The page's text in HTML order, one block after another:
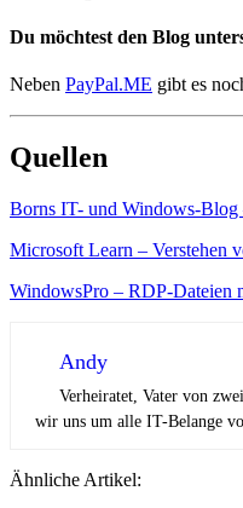
Du möchtest den Blog
Neben PayPal.ME gibt es
Quellen
Borns IT- und Windows-Blog
Microsoft Learn – Verstehen
WindowsPro – RDP-Dateien
Andy
Verheiratet, Vater von
wir uns um alle IT-Belange
Ähnliche Artikel: